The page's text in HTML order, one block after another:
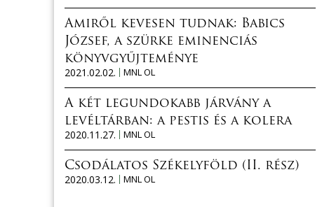
Amiről kevesen tudnak: Babics
József, a szürke eminenciás
könyvgyűjteménye
2021.02.02.
MNL OL
A két legundokabb járvány a
levéltárban: a pestis és a kolera
2020.11.27.
MNL OL
Csodálatos Székelyföld (II. rész)
2020.03.12.
MNL OL